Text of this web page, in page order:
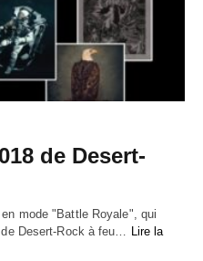
de Desert-
mode "Battle Royale", qui
Desert-Rock à feu…
Lire la